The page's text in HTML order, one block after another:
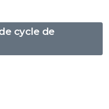
cycle de